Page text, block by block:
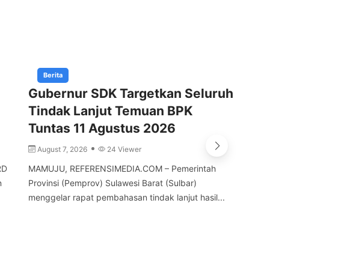
Berita
Gubernur SDK Targetkan Seluruh
Tindak Lanjut Temuan BPK
Tuntas 11 Agustus 2026
August 7, 2026 24 Viewer
MAMUJU, REFERENSIMEDIA.COM – Pemerintah
Provinsi (Pemprov) Sulawesi Barat (Sulbar)
menggelar rapat pembahasan tindak lanjut hasil...